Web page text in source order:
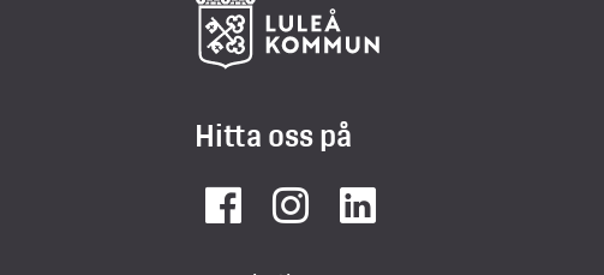
Hitta oss på
FacebookInstagramLinkedIn